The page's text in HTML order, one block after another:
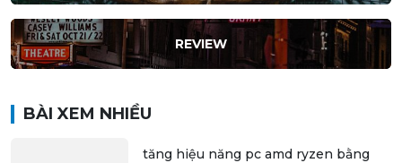
REVIEW
BÀI XEM NHIỀU
tăng hiệu năng pc amd ryzen bằng